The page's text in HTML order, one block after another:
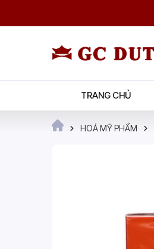
TRANG CHỦ
HOÁ MỸ PHẨM